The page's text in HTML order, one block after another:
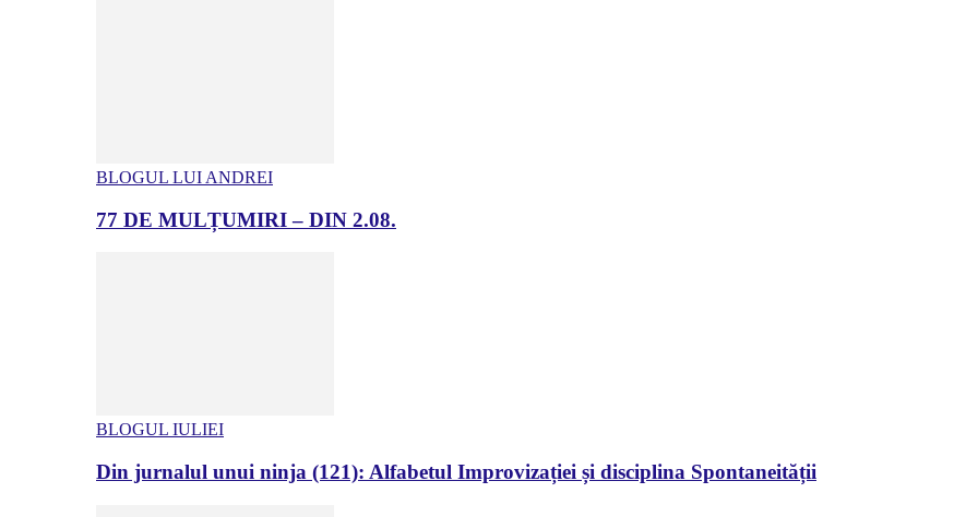
BLOGUL LUI ANDREI
77 DE MULȚUMIRI – DIN 2.08.
BLOGUL IULIEI
Din jurnalul unui ninja (121): Alfabetul Improvizației și disciplina Spontaneității